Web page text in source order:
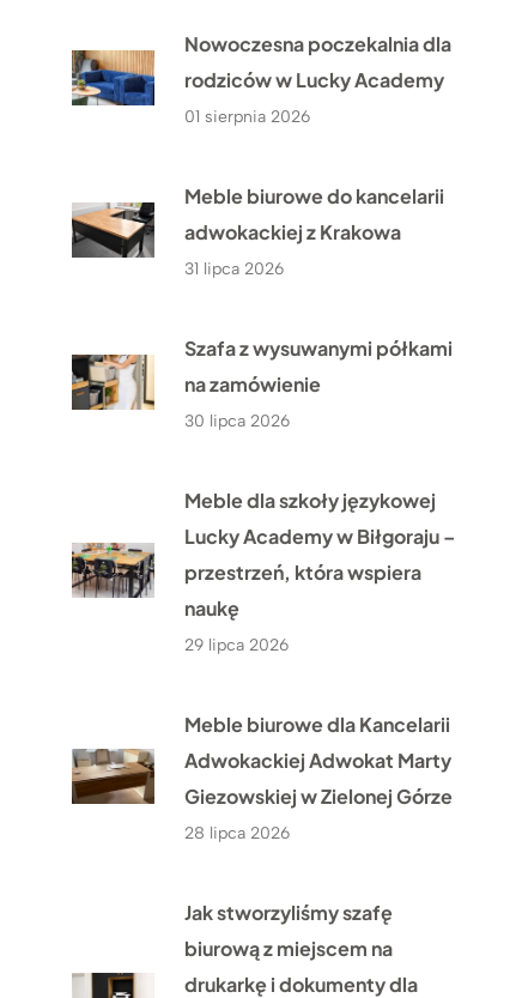
Nowoczesna poczekalnia dla
rodziców w Lucky Academy
01 sierpnia 2026
Meble biurowe do kancelarii
adwokackiej z Krakowa
31 lipca 2026
Szafa z wysuwanymi półkami
na zamówienie
30 lipca 2026
Meble dla szkoły językowej
Lucky Academy w Biłgoraju –
przestrzeń, która wspiera
naukę
29 lipca 2026
Meble biurowe dla Kancelarii
Adwokackiej Adwokat Marty
Giezowskiej w Zielonej Górze
28 lipca 2026
Jak stworzyliśmy szafę
biurową z miejscem na
drukarkę i dokumenty dla